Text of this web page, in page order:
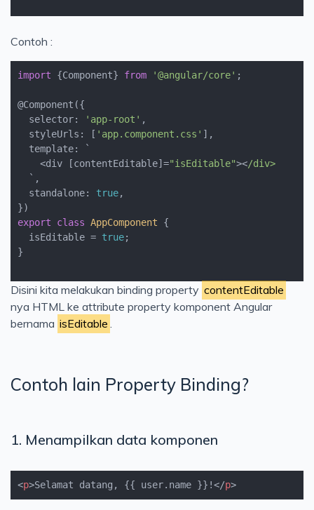
Contoh :
import {Component} from '@angular/core' ;
@Component({
  selector:
'app-root' ,
  styleUrls: [
'app.component.css' ],
  template: `
    <div [contentEditable]=
"isEditable"></div>
`,
  standalone:
true,
export
class AppComponent {
  isEditable =
true;
}
Disini kita melakukan binding property contentEditable
nya HTML ke attribute property komponent Angular
bernama isEditable .
Contoh lain Property Binding?
1. Menampilkan data komponen
<p>Selamat datang, {{ user.name }}!</p>